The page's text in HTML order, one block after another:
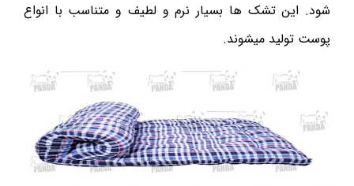
شود. این تشک ها بسیار نرم و لطیف و متناسب با انواع
پوست تولید میشوند.